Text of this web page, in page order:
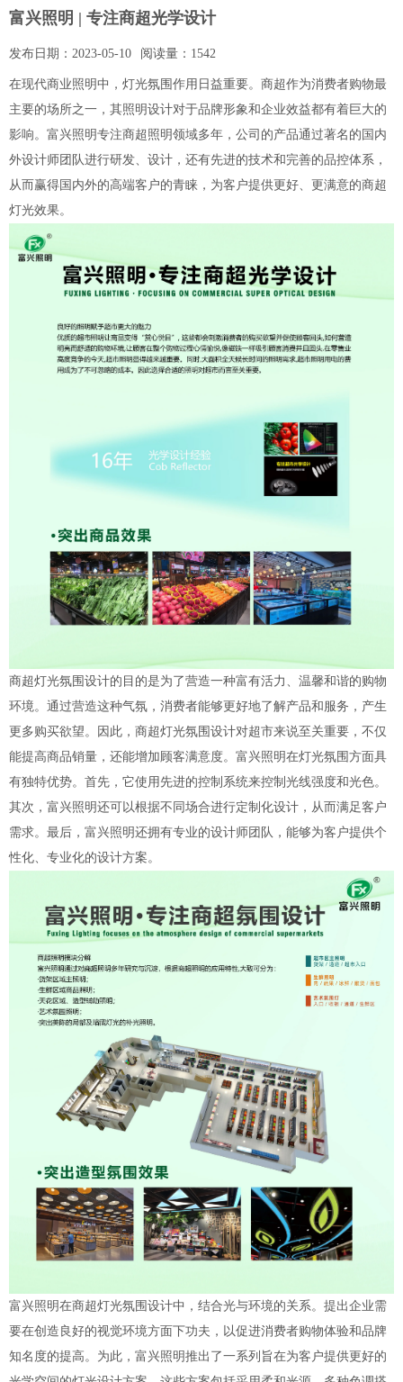
富兴照明 | 专注商超光学设计
发布日期： 2023-05-10 阅读量： 1542
在现代商业照明中，灯光氛围作用日益重要。商超作为消费者购物最
主要的场所之一，其照明设计对于品牌形象和企业效益都有着巨大的
影响。富兴照明专注商超照明领域多年，公司的产品通过著名的国内
外设计师团队进行研发、设计，还有先进的技术和完善的品控体系，
从而赢得国内外的高端客户的青睐，为客户提供更好、更满意的商超
灯光效果。
商超灯光氛围设计的目的是为了营造一种富有活力、温馨和谐的购物
环境。通过营造这种气氛，消费者能够更好地了解产品和服务，产生
更多购买欲望。因此，商超灯光氛围设计对超市来说至关重要，不仅
能提高商品销量，还能增加顾客满意度。富兴照明在灯光氛围方面具
有独特优势。首先，它使用先进的控制系统来控制光线强度和光色。
其次，富兴照明还可以根据不同场合进行定制化设计，从而满足客户
需求。最后，富兴照明还拥有专业的设计师团队，能够为客户提供个
性化、专业化的设计方案。
富兴照明在商超灯光氛围设计中，结合光与环境的关系。提出企业需
要在创造良好的视觉环境方面下功夫，以促进消费者购物体验和品牌
知名度的提高。为此，富兴照明推出了一系列旨在为客户提供更好的